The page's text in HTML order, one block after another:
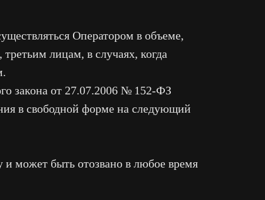
Оператором в объеме,
лицам, в случаях, когда
закона от 27.07.2006 № 152-ФЗ
в свободной форме на следующий
и может быть отозвано в любое время